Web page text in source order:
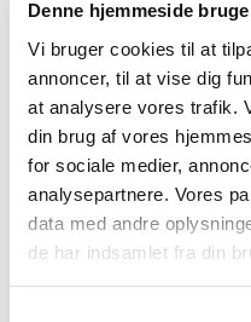
Denne hjemmeside
Vi bruger cookies til at
annoncer, til at vise dig
at analysere vores trafik.
din brug af vores
for sociale medier,
analysepartnere. Vores
data med andre
de har indsamlet fra din